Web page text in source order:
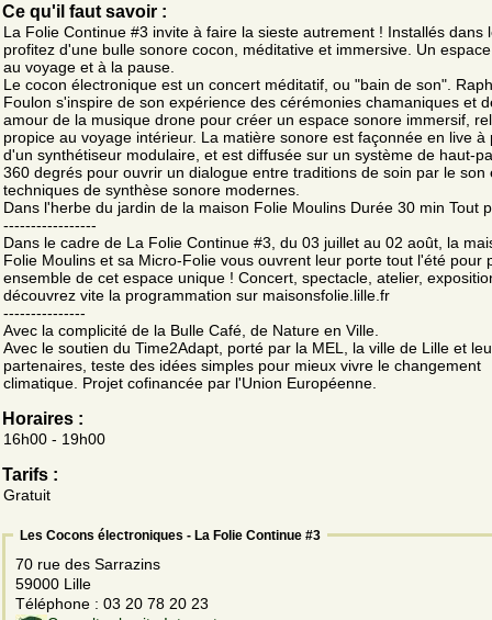
Ce qu'il faut savoir :
La Folie Continue #3 invite à faire la sieste autrement ! Installés dans
profitez d'une bulle sonore cocon, méditative et immersive. Un
au voyage et à la pause.
Le cocon électronique est un concert méditatif, ou "bain de son".
Foulon s'inspire de son expérience des cérémonies chamaniques et
amour de la musique drone pour créer un espace sonore immersif,
propice au voyage intérieur. La matière sonore est façonnée en live à
d'un synthétiseur modulaire, et est diffusée sur un système de haut-
360 degrés pour ouvrir un dialogue entre traditions de soin par le son
techniques de synthèse sonore modernes.
Dans l'herbe du jardin de la maison Folie Moulins Durée 30 min Tout
-----------------
Dans le cadre de La Folie Continue #3, du 03 juillet au 02 août, la
Folie Moulins et sa Micro-Folie vous ouvrent leur porte tout l'été pour
ensemble de cet espace unique ! Concert, spectacle, atelier,
découvrez vite la programmation sur maisonsfolie.lille.fr
---------------
Avec la complicité de la Bulle Café, de Nature en Ville.
Avec le soutien du Time2Adapt, porté par la MEL, la ville de Lille et
partenaires, teste des idées simples pour mieux vivre le changement
climatique. Projet cofinancée par l'Union Européenne.
Horaires :
16h00 - 19h00
Tarifs :
Gratuit
Les Cocons électroniques - La Folie Continue #3
70 rue des Sarrazins
59000 Lille
Téléphone : 03 20 78 20 23